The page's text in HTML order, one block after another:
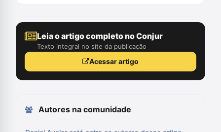
Leia o artigo completo no Conjur
Texto integral no site da publicação
Acessar artigo
Autores na comunidade